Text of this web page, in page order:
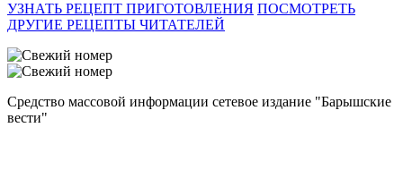
УЗНАТЬ РЕЦЕПТ ПРИГОТОВЛЕНИЯ ПОСМОТРЕТЬ
ДРУГИЕ РЕЦЕПТЫ ЧИТАТЕЛЕЙ
Средство массовой информации сетевое издание "Барышские
вести"